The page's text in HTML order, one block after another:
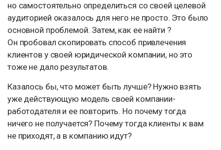
но самостоятельно определиться со своей целевой
аудиторией оказалось для него не просто. Это было
основной проблемой. Затем, как ее найти ?
Он пробовал скопировать способ привлечения
клиентов у своей юридической компании, но это
тоже не дало результатов.
Казалось бы, что может быть лучше? Нужно взять
уже действующую модель своей компании-
работодателя и ее повторить. Но почему тогда
ничего не получается? Почему тогда клиенты к вам
не приходят, а в компанию идут?